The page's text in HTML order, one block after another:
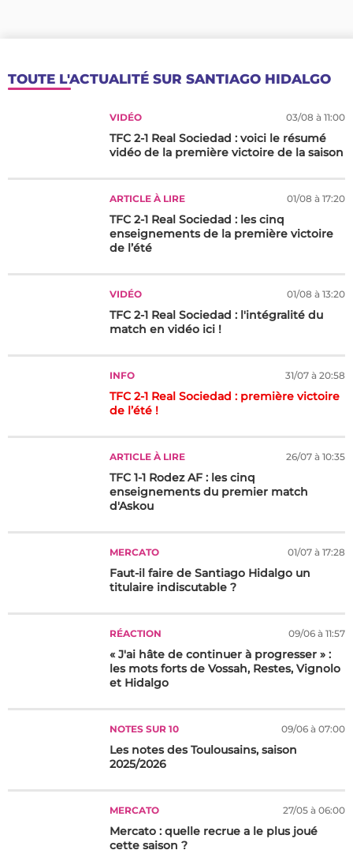
TOUTE L'ACTUALITÉ SUR SANTIAGO HIDALGO
VIDÉO 03/08 à 11:00
TFC 2-1 Real Sociedad : voici le résumé
vidéo de la première victoire de la saison
ARTICLE À LIRE 01/08 à 17:20
TFC 2-1 Real Sociedad : les cinq
enseignements de la première victoire
de l’été
VIDÉO 01/08 à 13:20
TFC 2-1 Real Sociedad : l'intégralité du
match en vidéo ici !
INFO 31/07 à 20:58
TFC 2-1 Real Sociedad : première victoire
de l’été !
ARTICLE À LIRE 26/07 à 10:35
TFC 1-1 Rodez AF : les cinq
enseignements du premier match
d'Askou
MERCATO 01/07 à 17:28
Faut-il faire de Santiago Hidalgo un
titulaire indiscutable ?
RÉACTION 09/06 à 11:57
« J'ai hâte de continuer à progresser » :
les mots forts de Vossah, Restes, Vignolo
et Hidalgo
NOTES SUR 10 09/06 à 07:00
Les notes des Toulousains, saison
2025/2026
MERCATO 27/05 à 06:00
Mercato : quelle recrue a le plus joué
cette saison ?